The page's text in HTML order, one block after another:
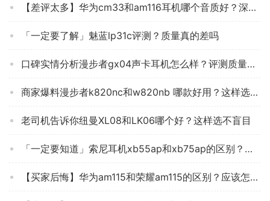
【差评太多】华为cm33和am116耳机哪个音质好？深度剖析功能区别
「一定要了解」魅蓝lp31c评测？质量真的差吗
口碑实情分析漫步者gx04声卡耳机怎么样？评测质量好吗
商家爆料漫步者k820nc和w820nb 哪款好用？这样选不盲目
老司机告诉你纽曼XL08和LK06哪个好？这样选不盲目
「一定要知道」索尼耳机xb55ap和xb75ap的区别？评测比较哪款好
【买家后悔】华为am115和荣耀am115的区别？应该怎么样选择